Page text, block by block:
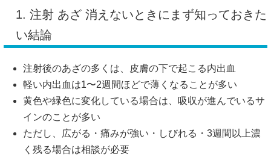
1. 注射 あざ 消えないときにまず知っておきた
い結論
注射後のあざの多くは、皮膚の下で起こる内出血
軽い内出血は1〜2週間ほどで薄くなることが多い
黄色や緑色に変化している場合は、吸収が進んでいるサ
インのことが多い
ただし、広がる・痛みが強い・しびれる・3週間以上濃
く残る場合は相談が必要